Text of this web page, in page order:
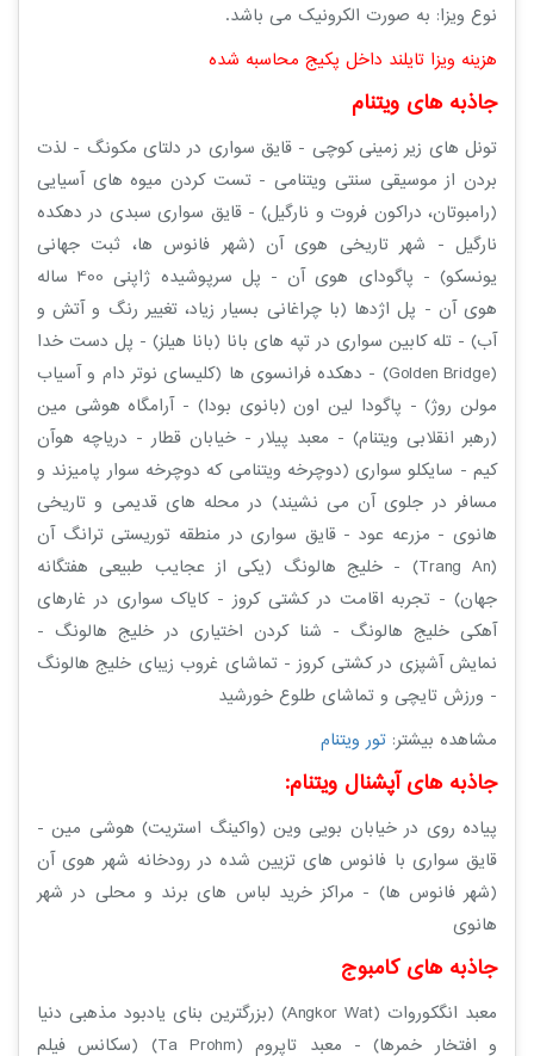
نوع ویزا: به صورت الکرونیک می باشد.
هزینه ویزا تایلند داخل پکیج محاسبه شده
جاذبه های ویتنام
تونل های زیر زمینی کوچی - قایق سواری در دلتای مکونگ - لذت
بردن از موسیقی سنتی ویتنامی - تست کردن میوه های آسیایی
(رامبوتان، دراکون فروت و نارگیل) - قایق سواری سبدی در دهکده
نارگیل - شهر تاریخی هوی آن (شهر فانوس ها، ثبت جهانی
یونسکو) - پاگودای هوی آن - پل سرپوشیده ژاپنی 400 ساله
هوی آن - پل اژدها (با چراغانی بسیار زیاد، تغییر رنگ و آتش و
آب) - تله کابین سواری در تپه های بانا (بانا هیلز) - پل دست خدا
(Golden Bridge) - دهکده فرانسوی ها (کلیسای نوتر دام و آسیاب
مولن روژ) - پاگودا لین اون (بانوی بودا) - آرامگاه هوشی مین
(رهبر انقلابی ویتنام) - معبد پیلار - خیابان قطار - دریاچه هوآن
کیم - سایکلو سواری (دوچرخه ویتنامی که دوچرخه سوار پامیزند و
مسافر در جلوی آن می نشیند) در محله های قدیمی و تاریخی
هانوی - مزرعه عود - قایق سواری در منطقه توریستی ترانگ آن
(Trang An) - خلیج هالونگ (یکی از عجایب طبیعی هفتگانه
جهان) - تجربه اقامت در کشتی کروز - کایاک سواری در غارهای
آهکی خلیج هالونگ - شنا کردن اختیاری در خلیج هالونگ -
نمایش آشپزی در کشتی کروز - تماشای غروب زیبای خلیج هالونگ
- ورزش تایچی و تماشای طلوع خورشید
مشاهده بیشتر: تور ویتنام
جاذبه های آپشنال ویتنام:
پیاده روی در خیابان بویی وین (واکینگ استریت) هوشی مین -
قایق سواری با فانوس های تزیین شده در رودخانه شهر هوی آن
(شهر فانوس ها) - مراکز خرید لباس های برند و محلی در شهر
هانوی
جاذبه های کامبوج
معبد انگکوروات (Angkor Wat) (بزرگترین بنای یادبود مذهبی دنیا
و افتخار خمرها) - معبد تاپروم (Ta Prohm) (سکانس فیلم